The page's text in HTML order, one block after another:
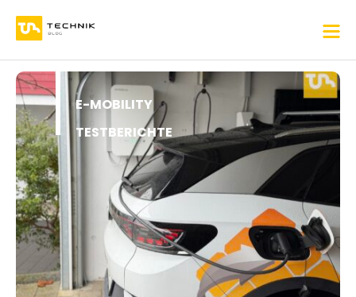
E-MOBILITY
TESTBERICHTE